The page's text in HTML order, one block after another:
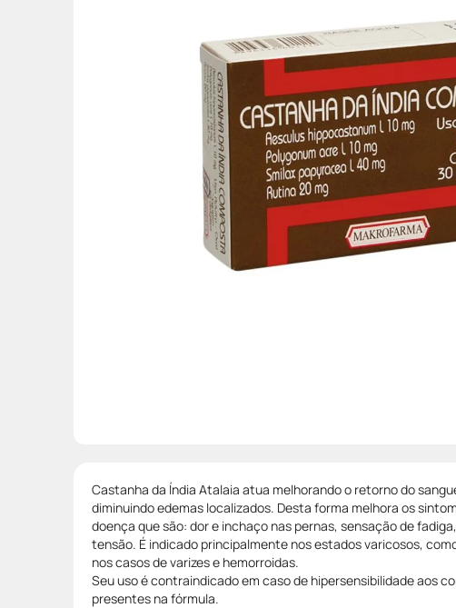
Castanha da Índia Atalaia atua melhorando o retorno do
diminuindo edemas localizados. Desta forma melhora os
doença que são: dor e inchaço nas pernas, sensação de
tensão. É indicado principalmente nos estados varicosos,
nos casos de varizes e hemorroidas.
Seu uso é contraindicado em caso de hipersensibilidade aos
presentes na fórmula.